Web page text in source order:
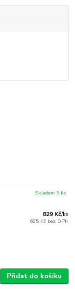
829 Kč/ks
685 Kč bez DPH
Skladem 5 ks
Přidat do košíku